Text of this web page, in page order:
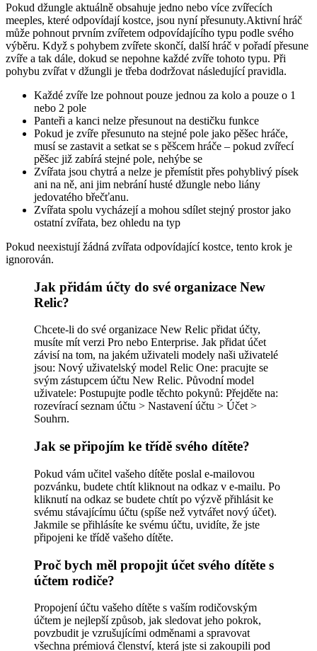
Pokud džungle aktuálně obsahuje jedno nebo více zvířecích
meeples, které odpovídají kostce, jsou nyní přesunuty.Aktivní hráč
může pohnout prvním zvířetem odpovídajícího typu podle svého
výběru. Když s pohybem zvířete skončí, další hráč v pořadí přesune
zvíře a tak dále, dokud se nepohne každé zvíře tohoto typu. Při
pohybu zvířat v džungli je třeba dodržovat následující pravidla.
Každé zvíře lze pohnout pouze jednou za kolo a pouze o 1
nebo 2 pole
Panteři a kanci nelze přesunout na destičku funkce
Pokud je zvíře přesunuto na stejné pole jako pěšec hráče,
musí se zastavit a setkat se s pěšcem hráče – pokud zvířecí
pěšec již zabírá stejné pole, nehýbe se
Zvířata jsou chytrá a nelze je přemístit přes pohyblivý písek
ani na ně, ani jim nebrání husté džungle nebo liány
jedovatého břečťanu.
Zvířata spolu vycházejí a mohou sdílet stejný prostor jako
ostatní zvířata, bez ohledu na typ
Pokud neexistují žádná zvířata odpovídající kostce, tento krok je
ignorován.
Jak přidám účty do své organizace New
Relic?
Chcete-li do své organizace New Relic přidat účty,
musíte mít verzi Pro nebo Enterprise. Jak přidat účet
závisí na tom, na jakém uživateli modely naši uživatelé
jsou: Nový uživatelský model Relic One: pracujte se
svým zástupcem účtu New Relic. Původní model
uživatele: Postupujte podle těchto pokynů: Přejděte na:
rozevírací seznam účtu > Nastavení účtu > Účet >
Souhrn.
Jak se připojím ke třídě svého dítěte?
Pokud vám učitel vašeho dítěte poslal e-mailovou
pozvánku, budete chtít kliknout na odkaz v e-mailu. Po
kliknutí na odkaz se budete chtít po výzvě přihlásit ke
svému stávajícímu účtu (spíše než vytvářet nový účet).
Jakmile se přihlásíte ke svému účtu, uvidíte, že jste
připojeni ke třídě vašeho dítěte.
Proč bych měl propojit účet svého dítěte s
účtem rodiče?
Propojení účtu vašeho dítěte s vaším rodičovským
účtem je nejlepší způsob, jak sledovat jeho pokrok,
povzbudit je vzrušujícími odměnami a spravovat
všechna prémiová členství, která jste si zakoupili pod